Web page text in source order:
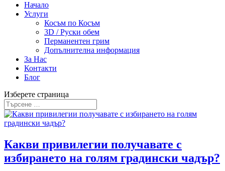
Начало
Услуги
Косъм по Косъм
3D / Руски обем
Перманентен грим
Допълнителна информация
За Нас
Контакти
Блог
Изберете страница
Какви привилегии получавате с
избирането на голям градински чадър?